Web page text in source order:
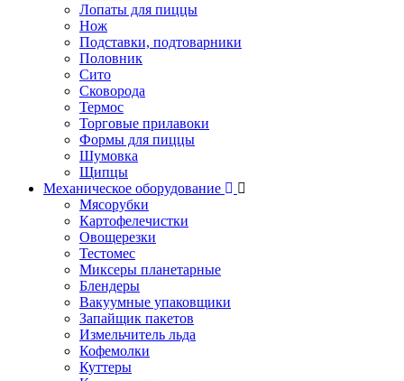
Лопаты для пиццы
Нож
Подставки, подтоварники
Половник
Сито
Сковорода
Термос
Торговые прилавоки
Формы для пиццы
Шумовка
Щипцы
Механическое оборудование
Мясорубки
Картофелечистки
Овощерезки
Тестомес
Миксеры планетарные
Блендеры
Вакуумные упаковщики
Запайщик пакетов
Измельчитель льда
Кофемолки
Куттеры